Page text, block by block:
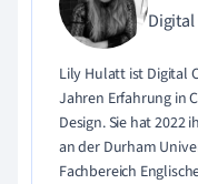
Lily Hulatt ist Digital
Jahren Erfahrung in
Design. Sie hat
an der Durham
Fachbereich